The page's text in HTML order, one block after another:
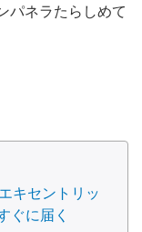
パネラたらしめて
キセントリッ
ぐに届く